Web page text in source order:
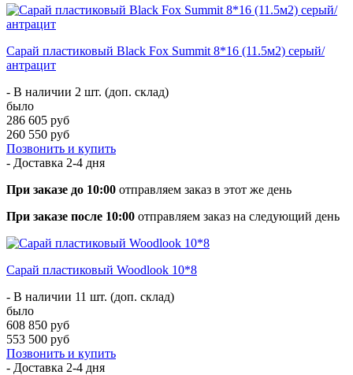
Сарай пластиковый Black Fox Summit 8*16 (11.5м2) серый/
антрацит
- В наличии 2 шт. (доп. склад)
было
286 605 руб
260 550 руб
Позвонить и купить
- Доставка 2-4 дня
При заказе до 10:00 отправляем заказ в этот же день
При заказе после 10:00 отправляем заказ на следующий день
Сарай пластиковый Woodlook 10*8
- В наличии 11 шт. (доп. склад)
было
608 850 руб
553 500 руб
Позвонить и купить
- Доставка 2-4 дня